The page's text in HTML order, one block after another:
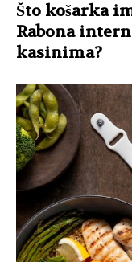
Što košarka
Rabona
kasinima?